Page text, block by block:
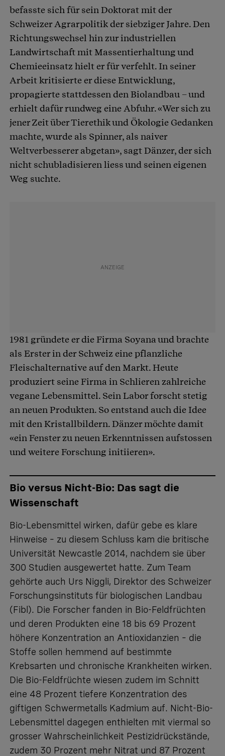
befasste sich für sein Doktorat mit der
Schweizer Agrarpolitik der siebziger Jahre. Den
Richtungswechsel hin zur industriellen
Landwirtschaft mit Massentierhaltung und
Chemieeinsatz hielt er für verfehlt. In seiner
Arbeit kritisierte er diese Entwicklung,
propagierte stattdessen den Biolandbau – und
erhielt dafür rundweg eine Abfuhr. «Wer sich zu
jener Zeit über Tierethik und Ökologie Gedanken
machte, wurde als Spinner, als naiver
Weltverbesserer abgetan», sagt Dänzer, der sich
nicht schubladisieren liess und seinen eigenen
Weg suchte.
1981 gründete er die Firma Soyana und brachte
als Erster in der Schweiz eine pflanzliche
Fleischalternative auf den Markt. Heute
produziert seine Firma in Schlieren zahlreiche
vegane Lebensmittel. Sein Labor forscht stetig
an neuen Produkten. So entstand auch die Idee
mit den Kristallbildern. Dänzer möchte damit
«ein Fenster zu neuen Erkenntnissen aufstossen
und weitere Forschung initiieren».
Bio versus Nicht-Bio: Das sagt die
Wissenschaft
Bio-Lebensmittel wirken, dafür gebe es klare
Hinweise – zu diesem Schluss kam die britische
Universität Newcastle 2014, nachdem sie über
300 Studien ausgewertet hatte. Zum Team
gehörte auch Urs Niggli, Direktor des Schweizer
Forschungsinstituts für biologischen Landbau
(Fibl). Die Forscher fanden in Bio-Feldfrüchten
und deren Produkten eine 18 bis 69 Prozent
höhere Konzentration an Antioxidanzien – die
Stoffe sollen hemmend auf bestimmte
Krebsarten und chronische Krankheiten wirken.
Die Bio-Feldfrüchte wiesen zudem im Schnitt
eine 48 Prozent tiefere Konzentration des
giftigen Schwermetalls Kadmium auf. Nicht-Bio-
Lebensmittel dagegen enthielten mit viermal so
grosser Wahrscheinlichkeit Pestizidrückstände,
zudem 30 Prozent mehr Nitrat und 87 Prozent